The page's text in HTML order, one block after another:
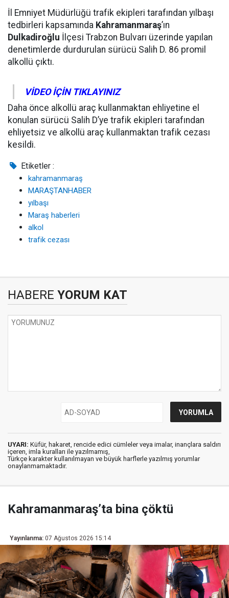
İl Emniyet Müdürlüğü trafik ekipleri tarafından yılbaşı
tedbirleri kapsamında Kahramanmaraş’ın
Dulkadiroğlu İlçesi Trabzon Bulvarı üzerinde yapılan
denetimlerde durdurulan sürücü Salih D. 86 promil
alkollü çıktı.
VİDEO İÇİN TIKLAYINIZ
Daha önce alkollü araç kullanmaktan ehliyetine el
konulan sürücü Salih D’ye trafik ekipleri tarafından
ehliyetsiz ve alkollü araç kullanmaktan trafik cezası
kesildi.
Etiketler :
kahramanmaraş
MARAŞTANHABER
yılbaşı
Maraş haberleri
alkol
trafik cezası
HABERE YORUM KAT
UYARI: Küfür, hakaret, rencide edici cümleler veya imalar, inançlara saldırı
içeren, imla kuralları ile yazılmamış,
Türkçe karakter kullanılmayan ve büyük harflerle yazılmış yorumlar
onaylanmamaktadır.
Kahramanmaraş’ta bina çöktü
Yayınlanma: 07 Ağustos 2026 15:14